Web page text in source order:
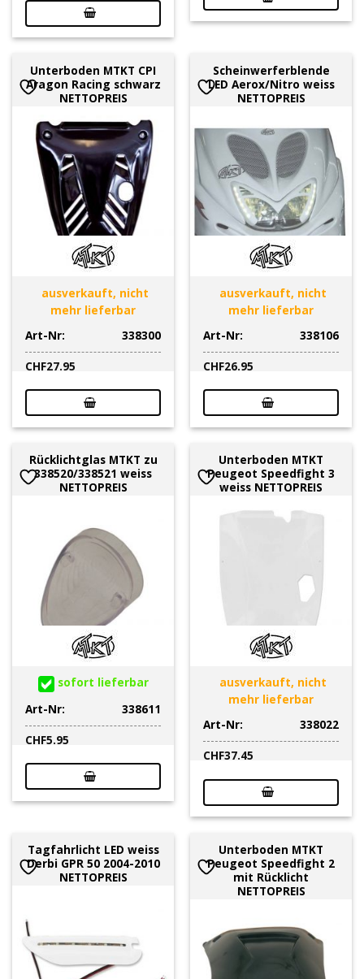
Unterboden MTKT CPI
Aragon Racing schwarz
NETTOPREIS
ausverkauft, nicht
mehr lieferbar
Art-Nr:
338300
CHF27.95
Scheinwerferblende
LED Aerox/Nitro weiss
NETTOPREIS
ausverkauft, nicht
mehr lieferbar
Art-Nr:
338106
CHF26.95
Rücklichtglas MTKT zu
338520/338521 weiss
NETTOPREIS
sofort lieferbar
Art-Nr:
338611
CHF5.95
Unterboden MTKT
Peugeot Speedfight 3
weiss NETTOPREIS
ausverkauft, nicht
mehr lieferbar
Art-Nr:
338022
CHF37.45
Tagfahrlicht LED weiss
Derbi GPR 50 2004-2010
NETTOPREIS
Unterboden MTKT
Peugeot Speedfight 2
mit Rücklicht
NETTOPREIS